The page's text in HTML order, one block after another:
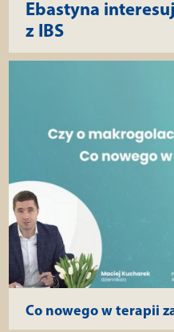
Ebastyna
z IBS
Co nowego w terapii